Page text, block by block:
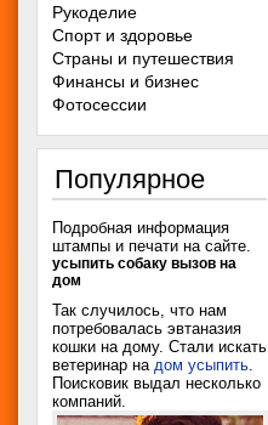
Рукоделие
Спорт и здоровье
Страны и путешествия
Финансы и бизнес
Фотосессии
Популярное
Подробная информация
штампы и печати на сайте.
усыпить собаку вызов на
дом
Так случилось, что нам
потребовалась эвтаназия
кошки на дому. Стали искать
ветеринар на дом усыпить.
Поисковик выдал несколько
компаний.